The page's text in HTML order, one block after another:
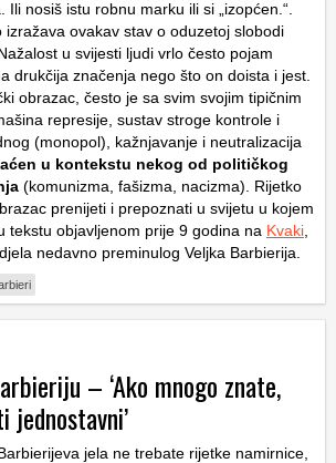
Ili nosiš istu robnu marku ili si „izopćen.“.
izražava ovakav stav o oduzetoj slobodi
u svijesti ljudi vrlo često pojam
drukčija značenja nego što on doista i jest.
obrazac, često je sa svim svojim tipičnim
represije, sustav stroge kontrole i
(monopol), kažnjavanje i neutralizacija
u kontekstu nekog od političkog
(komunizma, fašizma, nacizma). Rijetko
prenijeti i prepoznati u svijetu u kojem
tekstu objavljenom prije 9 godina na Kvaki
nedavno preminulog Veljka Barbierija.
– ‘Ako mnogo znate,
jela ne trebate rijetke namirnice,